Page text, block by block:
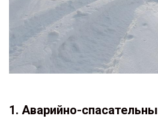
1. Аварийно-